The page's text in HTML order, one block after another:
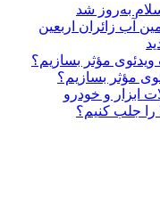
به‌روز شد
آب زائران اربعین
مؤثر بسازیم؟
مؤثر بسازیم؟
ابزار و خودرو
را جلب کنیم؟